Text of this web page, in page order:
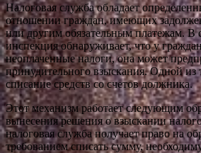
Налоговая служба обладает
отношении граждан, имеющих
или другим обязательным платежам. В
инспекция обнаруживает, что у
неоплаченные налоги, она может
принудительного взыскания. Одной из
списание средств со счетов должника.
Этот механизм работает следующим
вынесения решения о взыскании
налоговая служба получает право на
требованием списать сумму,